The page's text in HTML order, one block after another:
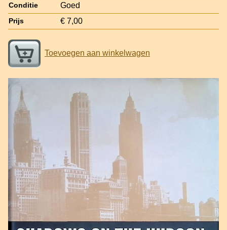
Conditie Goed
Prijs € 7,00
Toevoegen aan winkelwagen